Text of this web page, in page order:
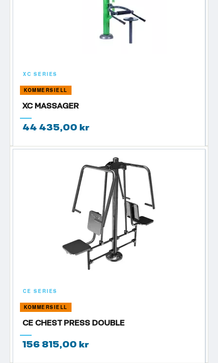
XC SERIES
KOMMERSIELL
XC MASSAGER
44 435,00 kr
CE SERIES
KOMMERSIELL
CE CHEST PRESS DOUBLE
156 815,00 kr